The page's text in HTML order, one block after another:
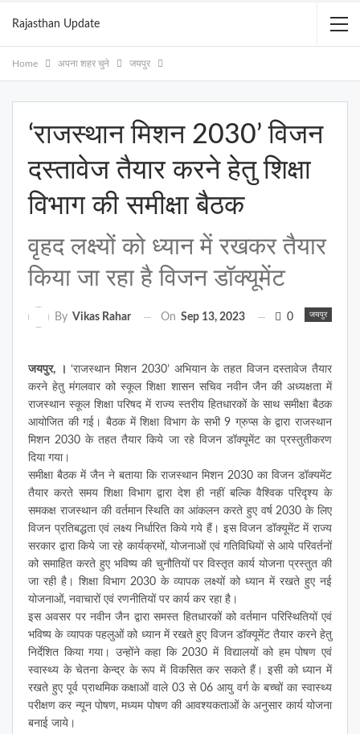
Rajasthan Update
Home अपना शहर चुने जयपुर
‘राजस्थान मिशन 2030’ विजन
दस्तावेज तैयार करने हेतु शिक्षा
विभाग की समीक्षा बैठक
वृहद लक्ष्यों को ध्यान में रखकर तैयार
किया जा रहा है विजन डॉक्यूमेंट
जयपुर
By Vikas Rahar On Sep 13, 2023 0
जयपुर, । ‘राजस्थान मिशन 2030’ अभियान के तहत विजन दस्तावेज तैयार
करने हेतु मंगलवार को स्कूल शिक्षा शासन सचिव नवीन जैन की अध्यक्षता में
राजस्थान स्कूल शिक्षा परिषद में राज्य स्तरीय हितधारकों के साथ समीक्षा बैठक
आयोजित की गई। बैठक में शिक्षा विभाग के सभी 9 ग्रुप्स के द्वारा राजस्थान
मिशन 2030 के तहत तैयार किये जा रहे विजन डॉक्यूमेंट का प्रस्तुतीकरण
दिया गया।
समीक्षा बैठक में जैन ने बताया कि राजस्थान मिशन 2030 का विजन डॉक्यमेंट
तैयार करते समय शिक्षा विभाग द्वारा देश ही नहीं बल्कि वैश्विक परिदृश्य के
समकक्ष राजस्थान की वर्तमान स्थिति का आंकलन करते हुए वर्ष 2030 के लिए
विजन प्रतिबद्धता एवं लक्ष्य निर्धारित किये गये हैं। इस विजन डॉक्यूमेंट में राज्य
सरकार द्वारा किये जा रहे कार्यक्रमों, योजनाओं एवं गतिविधियों से आये परिवर्तनों
को समाहित करते हुए भविष्य की चुनौतियों पर विस्तृत कार्य योजना प्रस्तुत की
जा रही है। शिक्षा विभाग 2030 के व्यापक लक्ष्यों को ध्यान में रखते हुए नई
योजनाओं, नवाचारों एवं रणनीतियों पर कार्य कर रहा है।
इस अवसर पर नवीन जैन द्वारा समस्त हितधारकों को वर्तमान परिस्थितियों एवं
भविष्य के व्यापक पहलुओं को ध्यान में रखते हुए विजन डॉक्यूमेंट तैयार करने हेतु
निर्देशित किया गया। उन्होंने कहा कि 2030 में विद्यालयों को हम पोषण एवं
स्वास्थ्य के चेतना केन्द्र के रूप में विकसित कर सकते हैं। इसी को ध्यान में
रखते हुए पूर्व प्राथमिक कक्षाओं वाले 03 से 06 आयु वर्ग के बच्चों का स्वास्थ्य
परीक्षण कर न्यून पोषण, मध्यम पोषण की आवश्यकताओं के अनुसार कार्य योजना
बनाई जाये।